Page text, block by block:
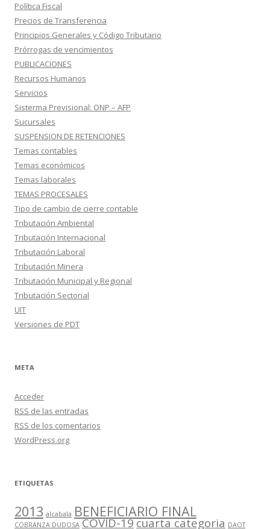
Política Fiscal
Precios de Transferencia
Principios Generales y Código Tributario
Prórrogas de vencimientos
PUBLICACIONES
Recursos Humanos
Servicios
Sisterma Previsional: ONP – AFP
Sucursales
SUSPENSION DE RETENCIONES
Temas contables
Temas económicos
Temas laborales
TEMAS PROCESALES
Tipo de cambio de cierre contable
Tributación Ambiental
Tributación Internacional
Tributación Laboral
Tributación Minera
Tributación Municipal y Regional
Tributación Sectorial
UIT
Versiones de PDT
META
Acceder
RSS de las entradas
RSS de los comentarios
WordPress.org
ETIQUETAS
2013 alcabala BENEFICIARIO FINAL
COBRANZA DUDOSA COVID-19cuarta categoria DAOT